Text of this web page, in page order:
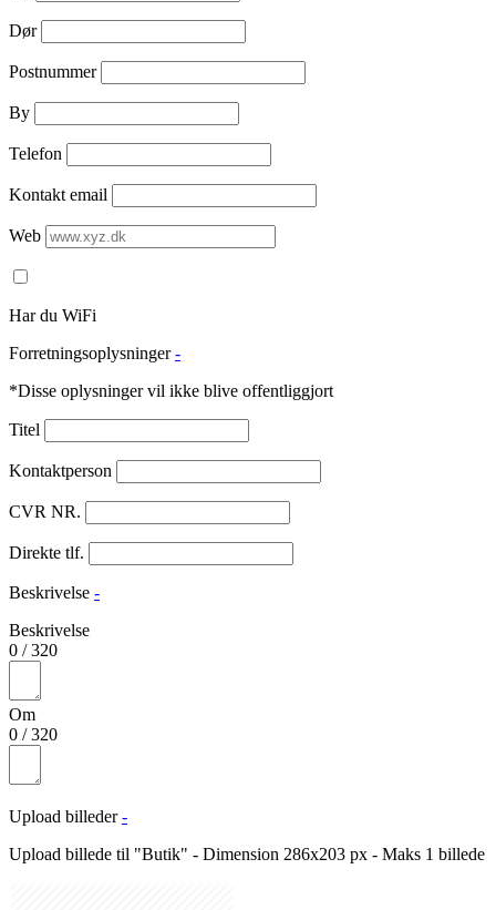
Dør
Postnummer
By
Telefon
Kontakt email
Web
Har du WiFi
Forretningsoplysninger -
*Disse oplysninger vil ikke blive offentliggjort
Titel
Kontaktperson
CVR NR.
Direkte tlf.
Beskrivelse -
Beskrivelse
0 /320
Om
0 /320
Upload billeder -
Upload billede til "Butik" - Dimension 286x203 px - Maks 1 billede